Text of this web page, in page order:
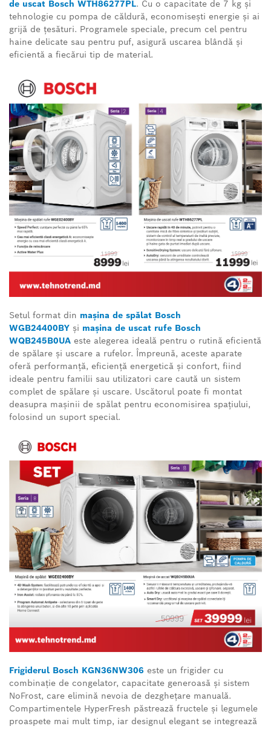
de uscat Bosch WTH86277PL. Cu o capacitate de 7 kg și
tehnologie cu pompa de căldură, economisești energie și ai
grijă de țesături. Programele speciale, precum cel pentru
haine delicate sau pentru puf, asigură uscarea blândă și
eficientă a fiecărui tip de material.
Setul format din mașina de spălat Bosch
WGB24400BY și mașina de uscat rufe Bosch
WQB245B0UA este alegerea ideală pentru o rutină eficientă
de spălare și uscare a rufelor. Împreună, aceste aparate
oferă performanță, eficiență energetică și confort, fiind
ideale pentru familii sau utilizatori care caută un sistem
complet de spălare și uscare. Uscătorul poate fi montat
deasupra mașinii de spălat pentru economisirea spațiului,
folosind un suport special.
Frigiderul Bosch KGN36NW306 este un frigider cu
combinație de congelator, capacitate generoasă și sistem
NoFrost, care elimină nevoia de dezghețare manuală.
Compartimentele HyperFresh păstrează fructele și legumele
proaspete mai mult timp, iar designul elegant se integrează